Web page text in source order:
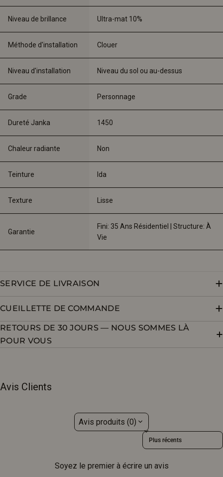
Niveau de brillance Ultra-mat 10%
Méthode d'installation Clouer
Niveau d'installation Niveau du sol ou au-dessus
Grade Personnage
Dureté Janka 1450
Chaleur radiante Non
Teinture Ida
Texture Lisse
Garantie
Fini: 35 Ans Résidentiel | Structure: À
Vie
SERVICE DE LIVRAISON
CUEILLETTE DE COMMANDE
RETOURS DE 30 JOURS — NOUS SOMMES LÀ
POUR VOUS
Avis Clients
Avis produits (0)
Sort reviews by
Soyez le premier à écrire un avis